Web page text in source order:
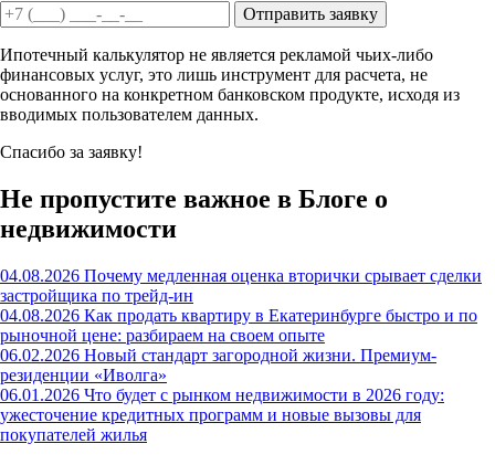
Отправить заявку
Ипотечный калькулятор не является рекламой чьих-либо
финансовых услуг, это лишь инструмент для расчета, не
основанного на конкретном банковском продукте, исходя из
вводимых пользователем данных.
Спасибо за заявку!
Не пропустите важное в Блоге о
недвижимости
04.08.2026 Почему медленная оценка вторички срывает сделки
застройщика по трейд-ин
04.08.2026 Как продать квартиру в Екатеринбурге быстро и по
рыночной цене: разбираем на своем опыте
06.02.2026 Новый стандарт загородной жизни. Премиум-
резиденции «Иволга»
06.01.2026 Что будет с рынком недвижимости в 2026 году:
ужесточение кредитных программ и новые вызовы для
покупателей жилья